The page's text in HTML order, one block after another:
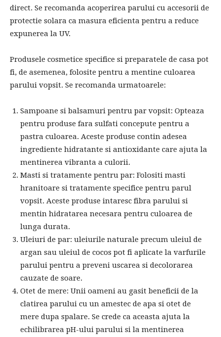
direct. Se recomanda acoperirea parului cu accesorii de
protectie solara ca masura eficienta pentru a reduce
expunerea la UV.
Produsele cosmetice specifice si preparatele de casa pot
fi, de asemenea, folosite pentru a mentine culoarea
parului vopsit. Se recomanda urmatoarele:
Sampoane si balsamuri pentru par vopsit: Opteaza
pentru produse fara sulfati concepute pentru a
pastra culoarea. Aceste produse contin adesea
ingrediente hidratante si antioxidante care ajuta la
mentinerea vibranta a culorii.
Masti si tratamente pentru par: Folositi masti
hranitoare si tratamente specifice pentru parul
vopsit. Aceste produse intaresc fibra parului si
mentin hidratarea necesara pentru culoarea de
lunga durata.
Uleiuri de par: uleiurile naturale precum uleiul de
argan sau uleiul de cocos pot fi aplicate la varfurile
parului pentru a preveni uscarea si decolorarea
cauzate de soare.
Otet de mere: Unii oameni au gasit beneficii de la
clatirea parului cu un amestec de apa si otet de
mere dupa spalare. Se crede ca aceasta ajuta la
echilibrarea pH-ului parului si la mentinerea